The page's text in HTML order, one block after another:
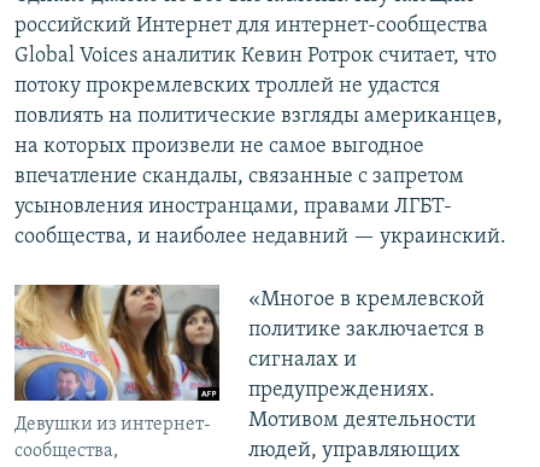
российский Интернет для интернет-сообщества
Global Voices аналитик Кевин Ротрок считает, что
потоку прокремлевских троллей не удастся
повлиять на политические взгляды американцев,
на которых произвели не самое выгодное
впечатление скандалы, связанные с запретом
усыновления иностранцами, правами ЛГБТ-
сообщества, и наиболее недавний — украинский.
Девушки из интернет-
сообщества,
«Многое в кремлевской
политике заключается в
сигналах и
предупреждениях.
Мотивом деятельности
людей, управляющих